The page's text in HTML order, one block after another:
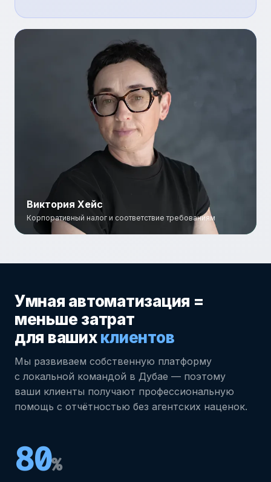
Виктория Хейс
Корпоративный налог и соответствие требованиям
Умная автоматизация =
меньше затрат
для вашихклиентов
Мы развиваем собственную платформу
с локальной командой в Дубае — поэтому
ваши клиенты получают профессиональную
помощь с отчётностью без агентских наценок.
80%